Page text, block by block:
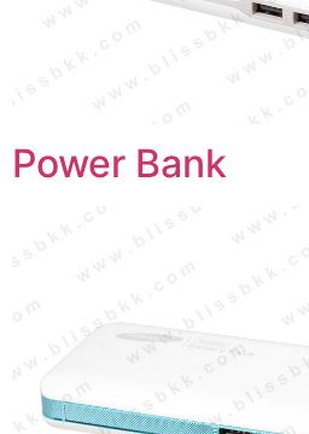
Power Bank